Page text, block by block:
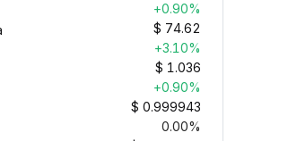
+0.90%
$ 74.62
+3.10%
$ 1.036
+0.90%
$ 0.999943
0.00%